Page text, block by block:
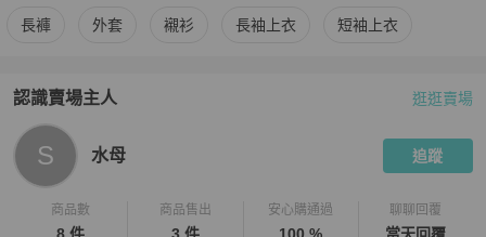
更多Prada 男裝相似商品推薦
長褲 外套 襯衫 長袖上衣 短袖上衣
認識賣場主人
PopChill 拍拍圈嚴選賣家
逛逛賣場
S 水母 追蹤
商品數 商品售出 安心購通過 聊聊回覆